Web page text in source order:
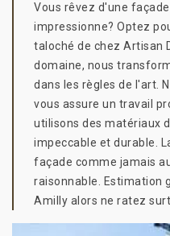
Vous rêvez d'une
impressionne? Optez
taloché de chez Artisan
domaine, nous
dans les règles de l'art.
vous assure un travail
utilisons des matériaux
impeccable et durable.
façade comme jamais
raisonnable. Estimation
Amilly alors ne ratez